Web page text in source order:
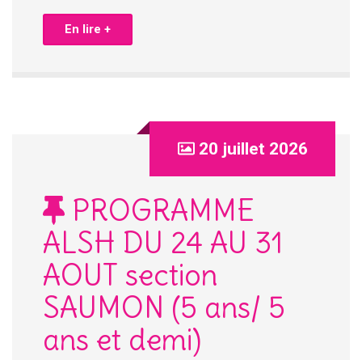
En lire +
20 juillet 2026
PROGRAMME
ALSH DU 24 AU 31
AOUT section
SAUMON (5 ans/ 5
ans et demi)